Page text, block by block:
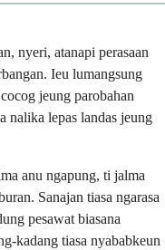
nyeri, atanapi perasaan
Ieu lumangsung
jeung parobahan
nalika lepas landas jeung
anu ngapung, ti jalma
Sanajan tiasa ngarasa
pesawat biasana
kadang tiasa nyababkeun